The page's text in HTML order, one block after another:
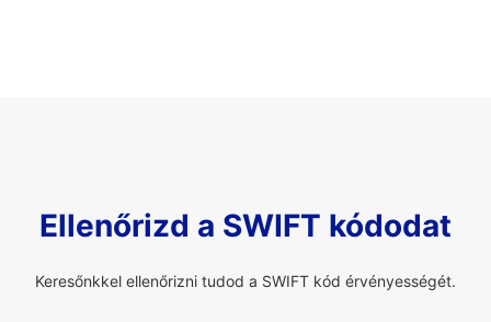
Ellenőrizd a SWIFT kódodat
Keresőnkkel ellenőrizni tudod a SWIFT kód érvényességét.